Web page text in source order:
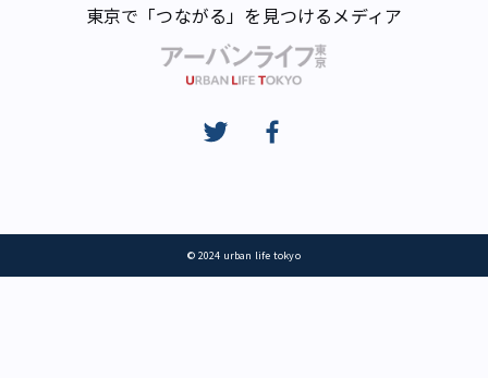
東京で「つながる」を見つけるメディア
© 2024 urban life tokyo